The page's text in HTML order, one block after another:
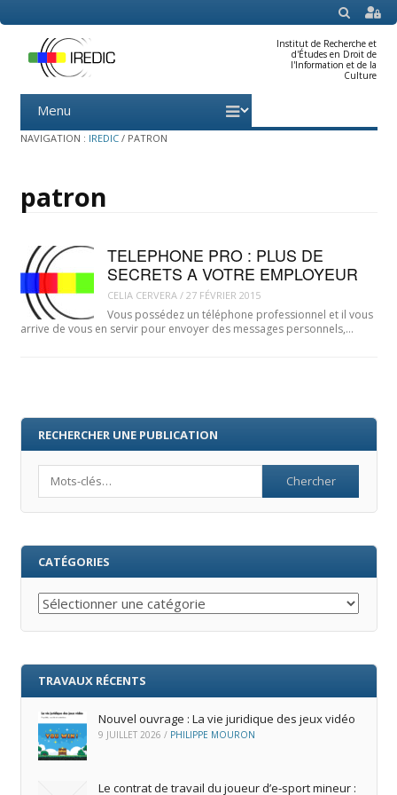
SEARCH
Institut de Recherche et
d'Études en Droit de
l'Information et de la
Culture
Menu
content
NAVIGATION : IREDIC / PATRON
patron
TELEPHONE PRO : PLUS DE
SECRETS A VOTRE EMPLOYEUR
CELIA CERVERA/ 27 FÉVRIER 2015
Vous possédez un téléphone professionnel et il vous
arrive de vous en servir pour envoyer des messages personnels,…
RECHERCHER UNE PUBLICATION
CATÉGORIES
Catégories
TRAVAUX RÉCENTS
Nouvel ouvrage : La vie juridique des jeux vidéo
9 JUILLET 2026 / PHILIPPE MOURON
Le contrat de travail du joueur d’e‑sport mineur :